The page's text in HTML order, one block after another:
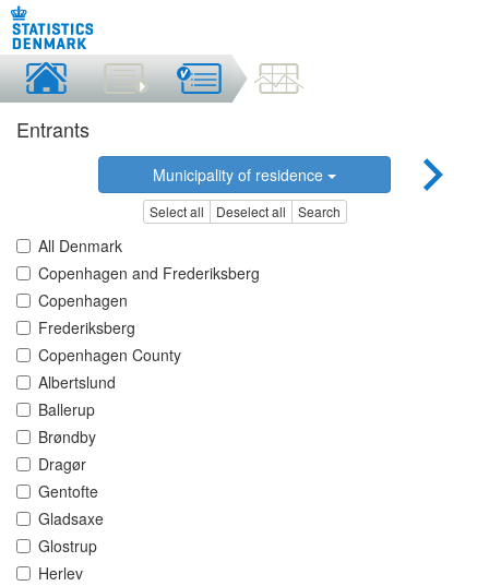
Entrants
Municipality of residence
Select all Deselect all Search
All Denmark
Copenhagen and Frederiksberg
Copenhagen
Frederiksberg
Copenhagen County
Albertslund
Ballerup
Brøndby
Dragør
Gentofte
Gladsaxe
Glostrup
Herlev